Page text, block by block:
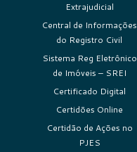
Extrajudicial
Central de Informações
do Registro Civil
Sistema Reg Eletrônico
de Imóveis – SREI
Certificado Digital
Certidões Online
Certidão de Ações no
PJES